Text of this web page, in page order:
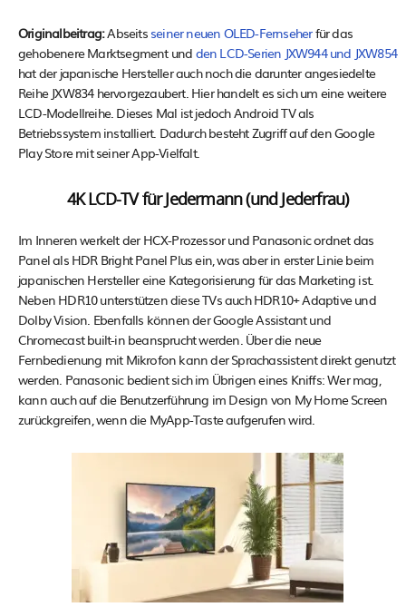
Originalbeitrag:Abseits seiner neuen OLED-Fernseherfür das
gehobenere Marktsegment und den LCD-Serien JXW944 und JXW854
hat der japanische Hersteller auch noch die darunter angesiedelte
Reihe JXW834 hervorgezaubert. Hier handelt es sich um eine weitere
LCD-Modellreihe. Dieses Mal ist jedoch Android TV als
Betriebssystem installiert. Dadurch besteht Zugriff auf den Google
Play Store mit seiner App-Vielfalt.
4K LCD-TV für Jedermann (und Jederfrau)
Im Inneren werkelt der HCX-Prozessor und Panasonic ordnet das
Panel als HDR Bright Panel Plus ein, was aber in erster Linie beim
japanischen Hersteller eine Kategorisierung für das Marketing ist.
Neben HDR10 unterstützen diese TVs auch HDR10+ Adaptive und
Dolby Vision. Ebenfalls können der Google Assistant und
Chromecast built-in beansprucht werden. Über die neue
Fernbedienung mit Mikrofon kann der Sprachassistent direkt genutzt
werden. Panasonic bedient sich im Übrigen eines Kniffs: Wer mag,
kann auch auf die Benutzerführung im Design von My Home Screen
zurückgreifen, wenn die MyApp-Taste aufgerufen wird.